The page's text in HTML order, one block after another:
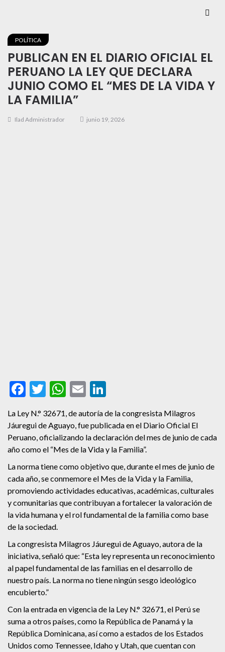
POLÍTICA
PUBLICAN EN EL DIARIO OFICIAL EL
PERUANO LA LEY QUE DECLARA
JUNIO COMO EL “MES DE LA VIDA Y
LA FAMILIA”
Ilad Administrador junio 19, 2026
Facebook
Twitter
WhatsApp
Email
La Ley N.° 32671, de autoría de la congresista Milagros
Jáuregui de Aguayo, fue publicada en el Diario Oficial El
Peruano, oficializando la declaración del mes de junio de cada
año como el “Mes de la Vida y la Familia”.
La norma tiene como objetivo que, durante el mes de junio de
cada año, se conmemore el Mes de la Vida y la Familia,
promoviendo actividades educativas, académicas, culturales
y comunitarias que contribuyan a fortalecer la valoración de
la vida humana y el rol fundamental de la familia como base
de la sociedad.
La congresista Milagros Jáuregui de Aguayo, autora de la
iniciativa, señaló que: “Esta ley representa un reconocimiento
al papel fundamental de las familias en el desarrollo de
nuestro país. La norma no tiene ningún sesgo ideológico
encubierto.”
Con la entrada en vigencia de la Ley N.° 32671, el Perú se
suma a otros países, como la República de Panamá y la
República Dominicana, así como a estados de los Estados
Unidos como Tennessee, Idaho y Utah, que cuentan con